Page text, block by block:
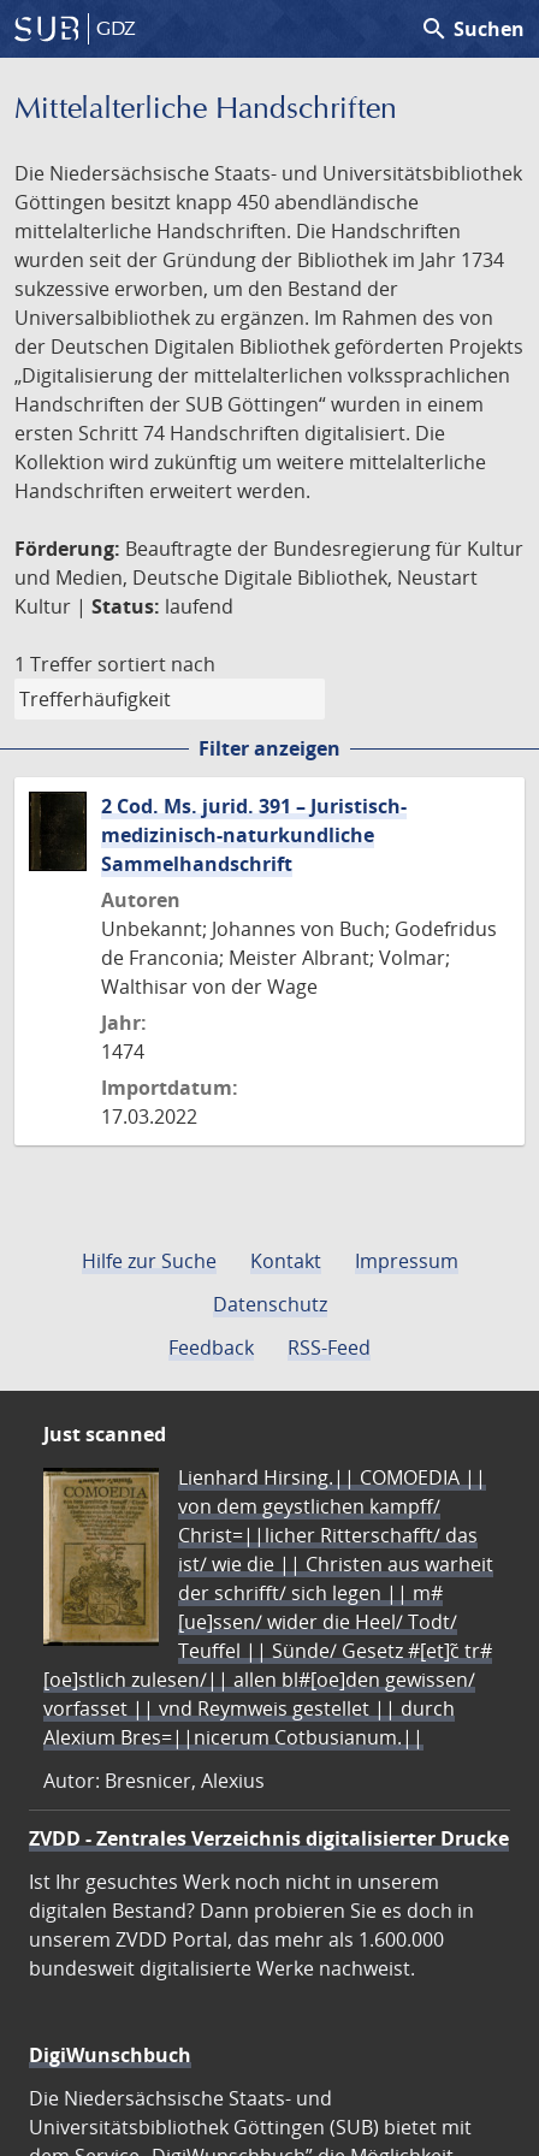
GDZ search Suchen
Mittelalterliche Handschriften
Die Niedersächsische Staats- und Universitätsbibliothek
Göttingen besitzt knapp 450 abendländische
mittelalterliche Handschriften. Die Handschriften
wurden seit der Gründung der Bibliothek im Jahr 1734
sukzessive erworben, um den Bestand der
Universalbibliothek zu ergänzen. Im Rahmen des von
der Deutschen Digitalen Bibliothek geförderten Projekts
„Digitalisierung der mittelalterlichen volkssprachlichen
Handschriften der SUB Göttingen“ wurden in einem
ersten Schritt 74 Handschriften digitalisiert. Die
Kollektion wird zukünftig um weitere mittelalterliche
Handschriften erweitert werden.
Förderung: Beauftragte der Bundesregierung für Kultur
und Medien, Deutsche Digitale Bibliothek, Neustart
Kultur | Status: laufend
1 Treffer sortiert nach
Filter anzeigen
2 Cod. Ms. jurid. 391 – Juristisch-
medizinisch-naturkundliche
Sammelhandschrift
Autoren
Unbekannt; Johannes von Buch; Godefridus
de Franconia; Meister Albrant; Volmar;
Walthisar von der Wage
Jahr:
1474
Importdatum:
17.03.2022
Hilfe zur Suche Kontakt
Impressum
Datenschutz
Feedback
RSS-Feed
Just scanned
Lienhard Hirsing.|| COMOEDIA ||
von dem geystlichen kampff/
Christ=||licher Ritterschafft/ das
ist/ wie die || Christen aus warheit
der schrifft/ sich legen || m#
[ue]ssen/ wider die Heel/ Todt/
Teuffel || Sünde/ Gesetz #[et]c̃ tr#
[oe]stlich zulesen/|| allen bl#[oe]den gewissen/
vorfasset || vnd Reymweis gestellet || durch
Alexium Bres=||nicerum Cotbusianum.||
Autor: Bresnicer, Alexius
ZVDD - Zentrales Verzeichnis digitalisierter Drucke
Ist Ihr gesuchtes Werk noch nicht in unserem
digitalen Bestand? Dann probieren Sie es doch in
unserem ZVDD Portal, das mehr als 1.600.000
bundesweit digitalisierte Werke nachweist.
DigiWunschbuch
Die Niedersächsische Staats- und
Universitätsbibliothek Göttingen (SUB) bietet mit